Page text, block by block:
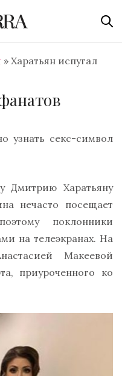
» Харатьян испугал
узнать секс-символ
Дмитрию Харатьяну
нечасто посещает
поклонники
на телеэкранах. На
Макеевой
приуроченного ко